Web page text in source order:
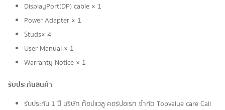
DisplayPort(DP) cable × 1
Power Adapter × 1
Studs× 4
User Manual × 1
Warranty Notice × 1
รับประกันสินค้า
รับประกัน 1 ปี บริษัท ท็อปแวลู คอร์ปอเรท จํากัด Topvalue care Call